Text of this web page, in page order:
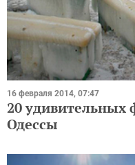
16 февраля 2014, 07:47
20 удивительных
Одессы